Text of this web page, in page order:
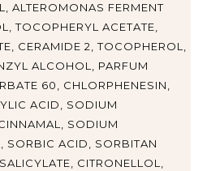
ALTEROMONAS FERMENT
TOCOPHERYL ACETATE,
CERAMIDE 2, TOCOPHEROL,
ALCOHOL, PARFUM
60, CHLORPHENESIN,
ACID, SODIUM
SODIUM
SORBIC ACID, SORBITAN
CITRONELLOL,